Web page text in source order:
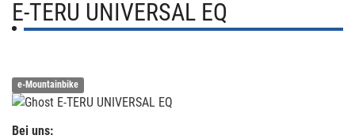
E-TERU UNIVERSAL EQ
e-Mountainbike
Bei uns: